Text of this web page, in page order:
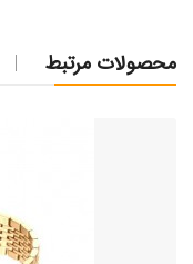
محصولات مرتبط